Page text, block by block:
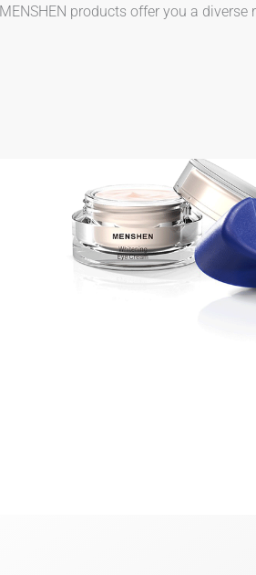
MENSHEN products offer you a